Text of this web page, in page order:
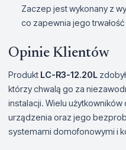
Zaczep jest wykonany z
co zapewnia jego trwałość
Opinie Klientów
Produkt LC-R3-12.20L
którzy chwalą go za
instalacji. Wielu
urządzenia oraz jego
systemami domofonowymi i